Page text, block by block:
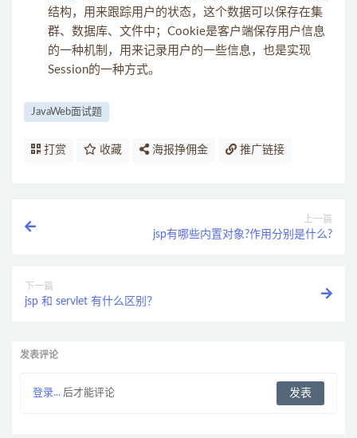
结构，用来跟踪用户的状态，这个数据可以保存在集
群、数据库、文件中；Cookie是客户端保存用户信息
的一种机制，用来记录用户的一些信息，也是实现
Session的一种方式。
JavaWeb面试题
打赏 收藏 海报挣佣金 推广链接
上一篇
jsp有哪些内置对象?作用分别是什么?
下一篇
jsp 和 servlet 有什么区别？
发表评论
登录... 后才能评论